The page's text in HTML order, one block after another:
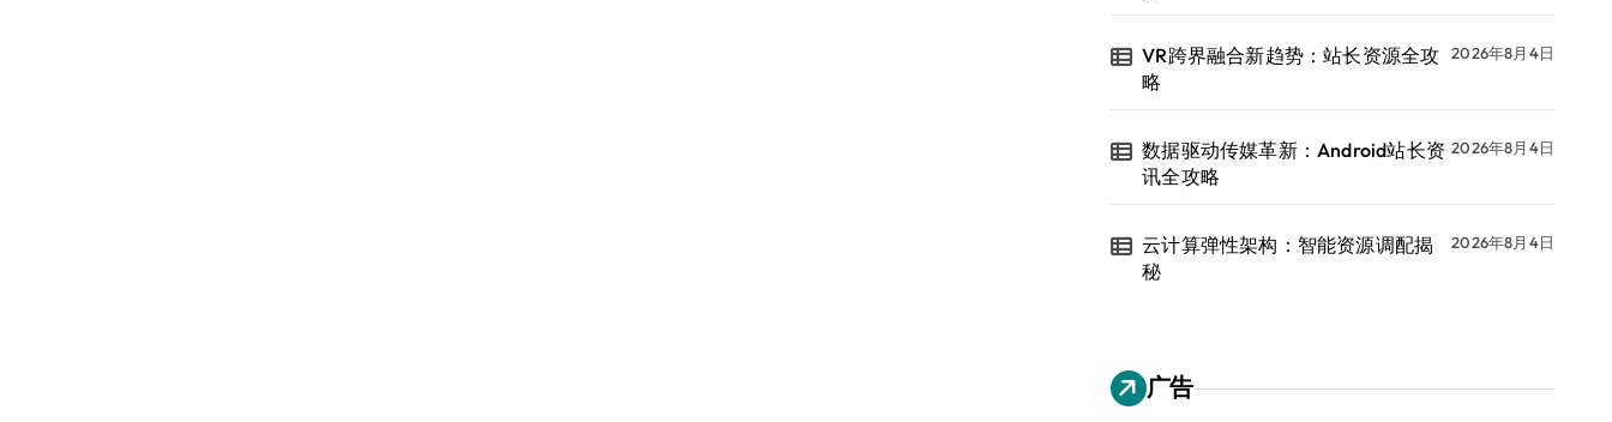
VR跨界融合新趋势：站长资源全攻
略
2026年8月4日
数据驱动传媒革新：Android站长资
讯全攻略
2026年8月4日
云计算弹性架构：智能资源调配揭
秘
2026年8月4日
广告